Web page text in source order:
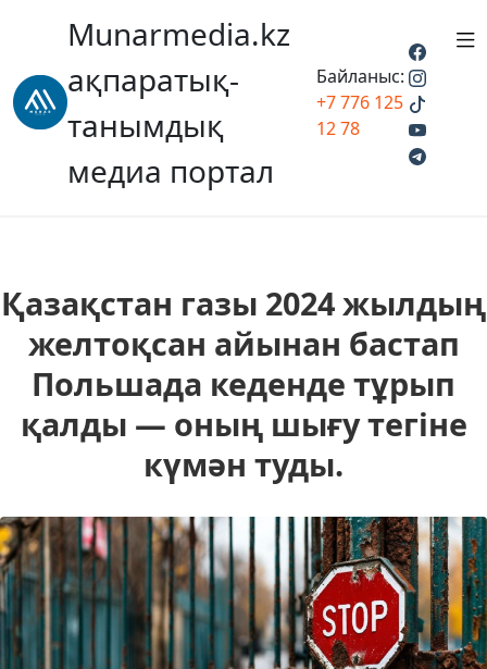
Munarmedia.kz
ақпаратық-
танымдық
медиа портал
Байланыс:
+7 776 125
12 78
Қазақстан газы 2024 жылдың
желтоқсан айынан бастап
Польшада кеденде тұрып
қалды — оның шығу тегіне
күмән туды.